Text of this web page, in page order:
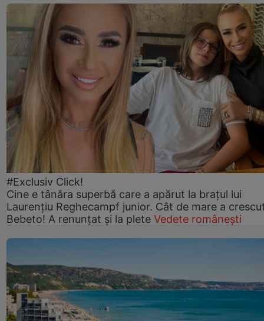
#Exclusiv Click!
Cine e tânăra superbă care a apărut la brațul lui
Laurențiu Reghecampf junior. Cât de mare a
Bebeto! A renunțat și la plete Vedete românești